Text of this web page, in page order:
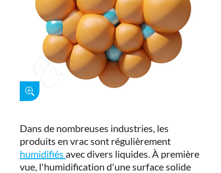
Dans de nombreuses industries, les
produits en vrac sont régulièrement
humidifiés avec divers liquides. À première
vue, l'humidification d'une surface solide